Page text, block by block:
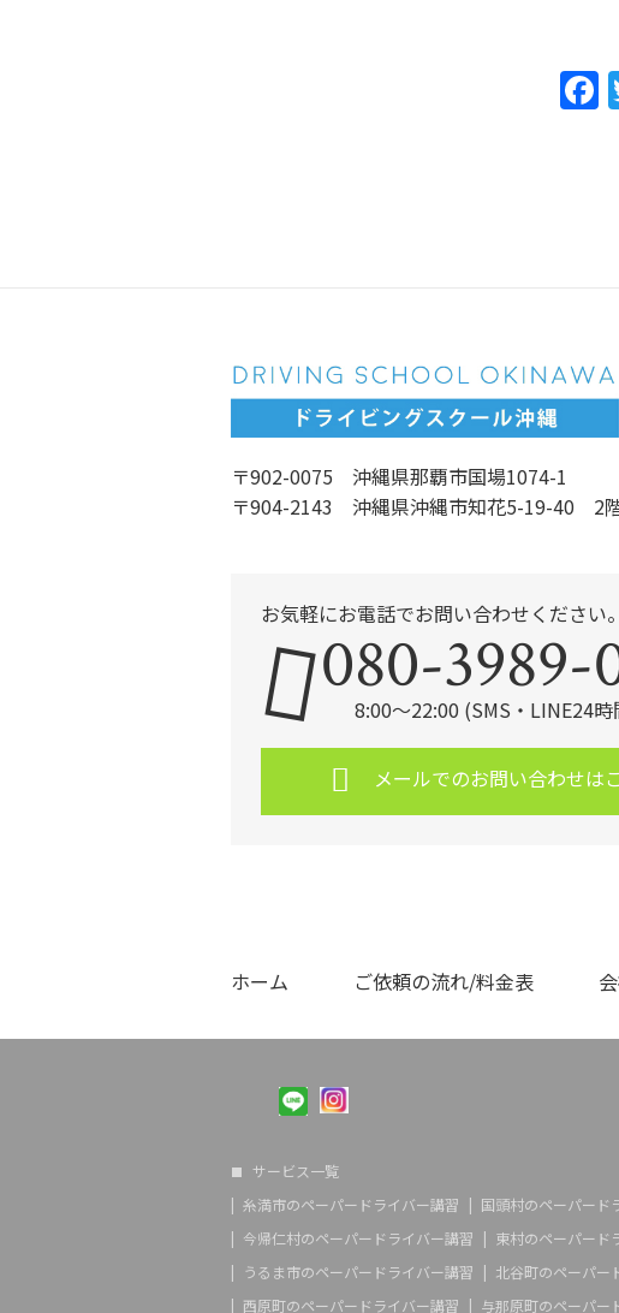
F
k
〒902-0075 沖縄県那覇市国場1074-1
〒904-2143 沖縄県沖縄市知花5-19-40 2
お気軽にお電話でお問い合わせください。
080-3989-
8:00～22:00 (SMS・LINE24時
メールでのお問い合わせは
ホーム ご依頼の流れ/料金表
サービス一覧
糸満市のペーパードライバー講習
国頭村のペーパード
今帰仁村のペーパードライバー講習
東村のペーパード
うるま市のペーパードライバー講習
北谷町のペーパー
西原町のペーパードライバー講習
与那原町のペーパー